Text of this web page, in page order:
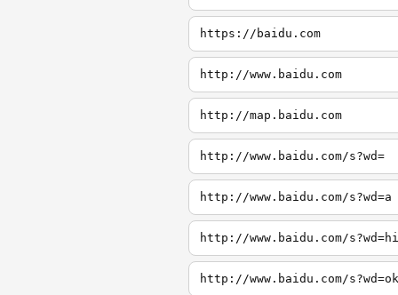
https://baidu.com
http://www.baidu.com
http://map.baidu.com
http://www.baidu.com/s?wd=
http://www.baidu.com/s?wd=a
http://www.baidu.com/s?wd=hi
http://www.baidu.com/s?wd=ok